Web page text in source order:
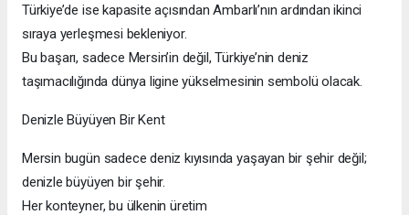
Türkiye’de ise kapasite açısından Ambarlı’nın ardından ikinci
sıraya yerleşmesi bekleniyor.
Bu başarı, sadece Mersin’in değil, Türkiye’nin deniz
taşımacılığında dünya ligine yükselmesinin sembolü olacak.
Denizle Büyüyen Bir Kent
Mersin bugün sadece deniz kıyısında yaşayan bir şehir değil;
denizle büyüyen bir şehir.
Her konteyner, bu ülkenin üretim